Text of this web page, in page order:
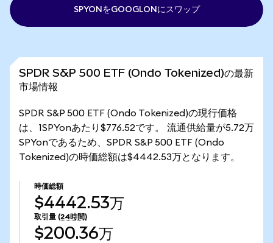
SPYONをGOOGLONにスワップ
SPDR S&P 500 ETF (Ondo Tokenized)の最新
市場情報
SPDR S&P 500 ETF (Ondo Tokenized)の現行価格
は、1SPYonあたり$776.52です。 流通供給量が5.72万
SPYonであるため、SPDR S&P 500 ETF (Ondo
Tokenized)の時価総額は$4442.53万となります。
時価総額
$4442.53万
取引量 (24時間)
$200.36万